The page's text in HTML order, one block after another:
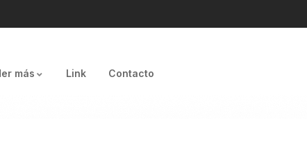
más Link Contacto